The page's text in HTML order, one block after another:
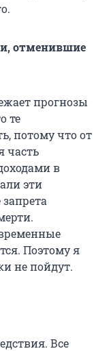
отменившие
прогнозы
те
потому что от
часть
в
эти
Поэтому я
не пойдут.
Все